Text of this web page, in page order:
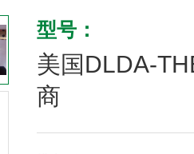
型号：
美国DLDA-
商